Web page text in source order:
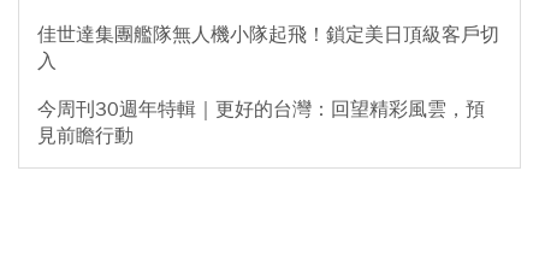
佳世達集團艦隊無人機小隊起飛！鎖定美日頂級客戶切
入
今周刊30週年特輯｜更好的台灣：回望精彩風雲，預
見前瞻行動